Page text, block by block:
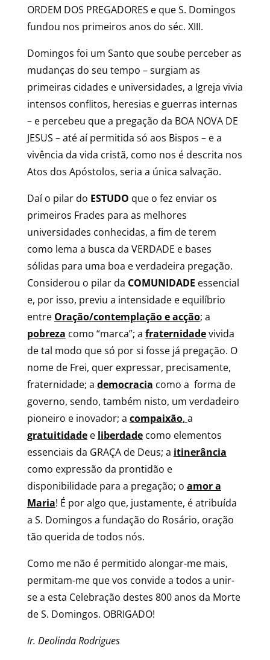
ORDEM DOS PREGADORES e que S. Domingos
fundou nos primeiros anos do séc. XIII.
Domingos foi um Santo que soube perceber as
mudanças do seu tempo – surgiam as
primeiras cidades e universidades, a Igreja vivia
intensos conflitos, heresias e guerras internas
– e percebeu que a pregação da BOA NOVA DE
JESUS – até aí permitida só aos Bispos – e a
vivência da vida cristã, como nos é descrita nos
Atos dos Apóstolos, seria a única salvação.
Daí o pilar do ESTUDO que o fez enviar os
primeiros Frades para as melhores
universidades conhecidas, a fim de terem
como lema a busca da VERDADE e bases
sólidas para uma boa e verdadeira pregação.
Considerou o pilar da COMUNIDADE essencial
e, por isso, previu a intensidade e equilíbrio
entre Oração/contemplação e acção; a
pobreza como “marca”; a fraternidadevivida
de tal modo que só por si fosse já pregação. O
nome de Frei, quer expressar, precisamente,
fraternidade; a democracia como a forma de
governo, sendo, também nisto, um verdadeiro
pioneiro e inovador; a compaixão, a
gratuitidadee liberdade como elementos
essenciais da GRAÇA de Deus; a itinerância
como expressão da prontidão e
disponibilidade para a pregação; o amor a
Maria! É por algo que, justamente, é atribuída
a S. Domingos a fundação do Rosário, oração
tão querida de todos nós.
Como me não é permitido alongar-me mais,
permitam-me que vos convide a todos a unir-
se a esta Celebração destes 800 anos da Morte
de S. Domingos. OBRIGADO!
Ir. Deolinda Rodrigues